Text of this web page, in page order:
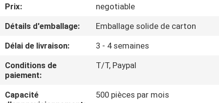
VISITE
D'USINE
CONTRÔLE
DE
QUALITÉ
Prix:
negotiable
Détails d'emballage:
Emballage solide de carton
Délai de livraison:
3 - 4 semaines
Conditions de
paiement:
T/T, Paypal
Capacité
500 pièces par mois